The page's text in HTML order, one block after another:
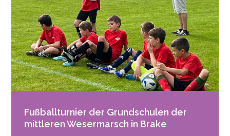
Fußballturnier der Grundschulen der
mittleren Wesermarsch in Brake